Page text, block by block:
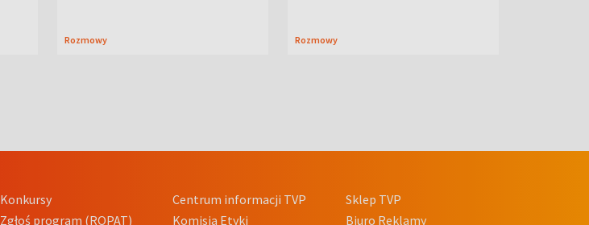
Rozmowy Rozmowy
Konkursy
Zgłoś program (ROPAT)
Centrum informacji TVP
Komisja Etyki
Sklep TVP
Biuro Reklamy